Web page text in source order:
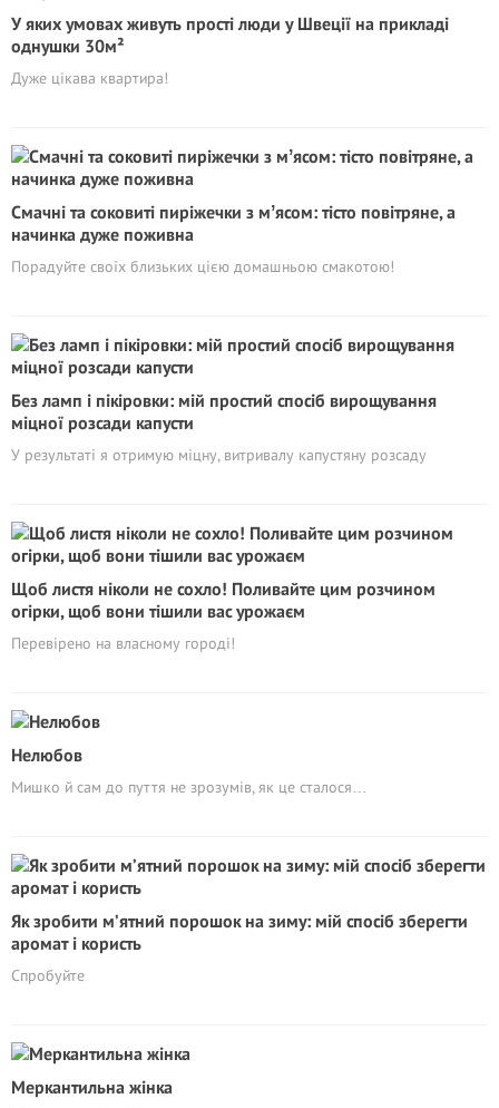
У яких умовах живуть прості люди у Швеції на прикладі
однушки 30м²
Дуже цікава квартира!
Смачні та соковиті пиріжечки з мʼясом: тісто повітряне, а
начинка дуже поживна
Порадуйте своїх близьких цією домашньою смакотою!
Без ламп і пікіровки: мій простий спосіб вирощування
міцної розсади капусти
У результаті я отримую міцну, витривалу капустяну розсаду
Щоб листя ніколи не сохло! Поливайте цим розчином
огірки, щоб вони тішили вас урожаєм
Перевірено на власному городі!
Нелюбов
Мишко й сам до пуття не зрозумів, як це сталося…
Як зробити м’ятний порошок на зиму: мій спосіб зберегти
аромат і користь
Спробуйте
Меркантильна жінка